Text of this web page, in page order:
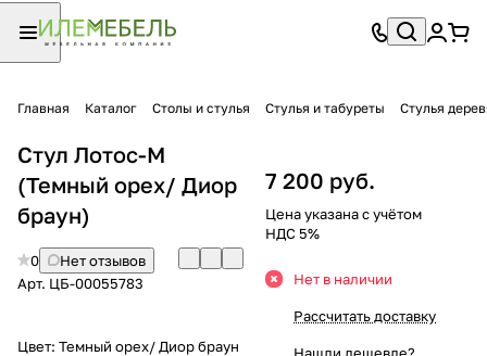
Главная Каталог Столы и стулья Стулья и табуреты Стулья
Стул Лотос-М
(Темный орех/ Диор
браун)
0
Нет отзывов
Арт. ЦБ-00055783
Цвет: Темный орех/ Диор браун
7 200 руб.
Цена указана с учётом
НДС 5%
Нет в наличии
Рассчитать доставку